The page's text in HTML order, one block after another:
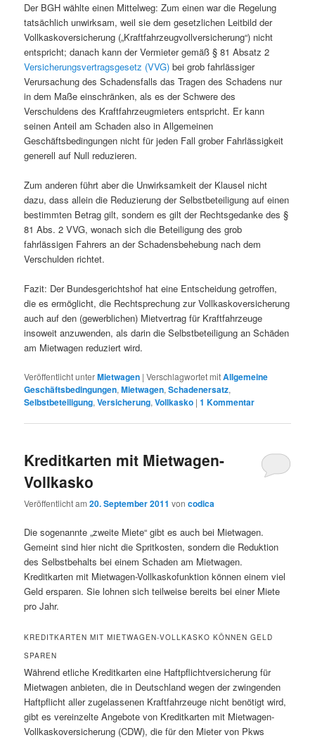
Der BGH wählte einen Mittelweg: Zum einen war die Regelung
tatsächlich unwirksam, weil sie dem gesetzlichen Leitbild der
Vollkaskoversicherung („Kraftfahrzeugvollversicherung“) nicht
entspricht; danach kann der Vermieter gemäß § 81 Absatz 2
Versicherungsvertragsgesetz (VVG) bei grob fahrlässiger
Verursachung des Schadensfalls das Tragen des Schadens nur
in dem Maße einschränken, als es der Schwere des
Verschuldens des Kraftfahrzeugmieters entspricht. Er kann
seinen Anteil am Schaden also in Allgemeinen
Geschäftsbedingungen nicht für jeden Fall grober Fahrlässigkeit
generell auf Null reduzieren.
Zum anderen führt aber die Unwirksamkeit der Klausel nicht
dazu, dass allein die Reduzierung der Selbstbeteiligung auf einen
bestimmten Betrag gilt, sondern es gilt der Rechtsgedanke des §
81 Abs. 2 VVG, wonach sich die Beteiligung des grob
fahrlässigen Fahrers an der Schadensbehebung nach dem
Verschulden richtet.
Fazit: Der Bundesgerichtshof hat eine Entscheidung getroffen,
die es ermöglicht, die Rechtsprechung zur Vollkaskoversicherung
auch auf den (gewerblichen) Mietvertrag für Kraftfahrzeuge
insoweit anzuwenden, als darin die Selbstbeteiligung an Schäden
am Mietwagen reduziert wird.
Veröffentlicht unterMietwagen |Verschlagwortet mitAllgemeine
Geschäftsbedingungen,Mietwagen,Schadenersatz,
Selbstbeteiligung,Versicherung,Vollkasko |1 Kommentar
Kreditkarten mit Mietwagen-
Vollkasko
Veröffentlicht am20. September 2011 voncodica
Die sogenannte „zweite Miete“ gibt es auch bei Mietwagen.
Gemeint sind hier nicht die Spritkosten, sondern die Reduktion
des Selbstbehalts bei einem Schaden am Mietwagen.
Kreditkarten mit Mietwagen-Vollkaskofunktion können einem viel
Geld ersparen. Sie lohnen sich teilweise bereits bei einer Miete
pro Jahr.
KREDITKARTEN MIT MIETWAGEN-VOLLKASKO KÖNNEN GELD
SPAREN
Während etliche Kreditkarten eine Haftpflichtversicherung für
Mietwagen anbieten, die in Deutschland wegen der zwingenden
Haftpflicht aller zugelassenen Kraftfahrzeuge nicht benötigt wird,
gibt es vereinzelte Angebote von Kreditkarten mit Mietwagen-
Vollkaskoversicherung (CDW), die für den Mieter von Pkws